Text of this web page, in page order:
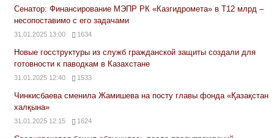
Сенатор: Финансирование МЭПР РК «Казгидромета» в Т12 млрд –
несопоставимо с его задачами
31.01.2025 13:00 1634
Новые госструктуры из служб гражданской защиты создали для
готовности к паводкам в Казахстане
31.01.2025 12:40 1533
Чинкисбаева сменила Жамишева на посту главы фонда «Қазақстан
халқына»
31.01.2025 12:15 1624